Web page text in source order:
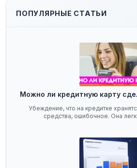
ПОПУЛЯРНЫЕ СТАТЬИ
Можно ли кредитную карту
Убеждение, что на кредитке
средства, ошибочное. Она